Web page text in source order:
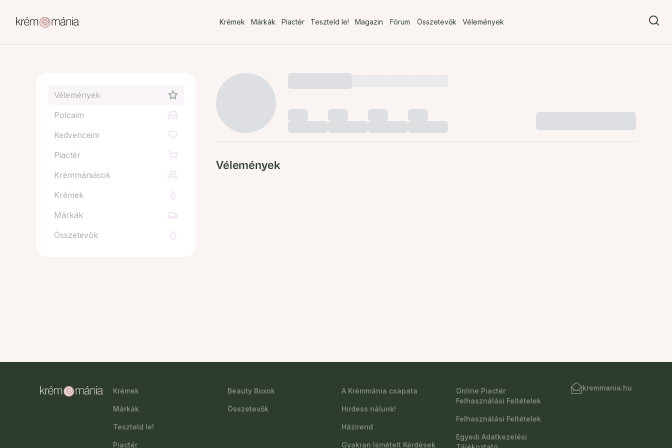
Krémek Márkák Piactér Teszteld le! Magazin Fórum Összetevők Vélemények
Vélemények
Polcaim
Kedvenceim
Piactér
Krémmániások
Krémek
Márkák
Összetevők
Vélemények
Krémek
Márkák
Teszteld le!
Piactér
Beauty Boxok
Összetevők
A Krémmánia csapata
Hirdess nálunk!
Házirend
Gyakran Ismételt Kérdések
Online Piactér
Felhasználási Feltételek
Felhasználási Feltételek
Egyedi Adatkezelési
kremmania.hu